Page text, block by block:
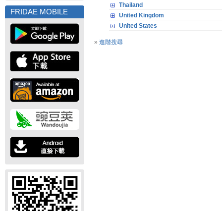
FRIDAE MOBILE
Thailand
United Kingdom
United States
» 進階搜尋